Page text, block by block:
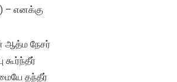
– எனக்கு
ஆத்ம நேசர்
தந்தீர்